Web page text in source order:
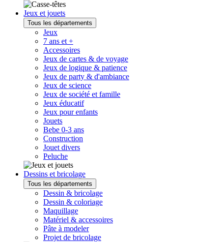
Jeux et jouets
Tous les départements
Jeux
7 ans et +
Accessoires
Jeux de cartes & de voyage
Jeux de logique & patience
Jeux de party & d'ambiance
Jeux de science
Jeux de société et famille
Jeux éducatif
Jeux pour enfants
Jouets
Bebe 0-3 ans
Construction
Jouet divers
Peluche
Dessins et bricolage
Tous les départements
Dessin & bricolage
Dessin & coloriage
Maquillage
Matériel & accessoires
Pâte à modeler
Projet de bricolage